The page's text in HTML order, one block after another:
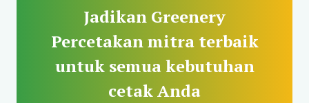
Jadikan Greenery
Percetakan mitra terbaik
untuk semua kebutuhan
cetak Anda